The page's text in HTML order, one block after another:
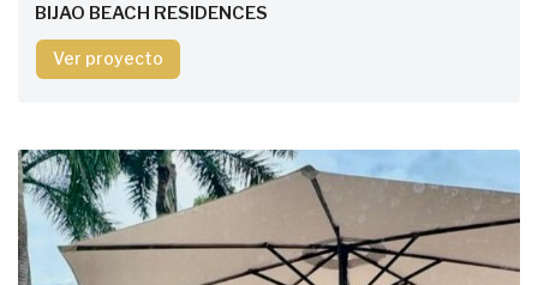
BIJAO BEACH RESIDENCES
Ver proyecto